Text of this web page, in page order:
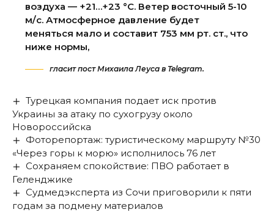
воздуха — +21…+23 °C. Ветер восточный 5-10
м/с. Атмосферное давление будет
меняться мало и составит 753 мм рт. ст., что
ниже нормы,
гласит пост Михаила Леуса в Telegram.
Турецкая компания подает иск против
Украины за атаку по сухогрузу около
Новороссийска
Фоторепортаж: туристическому маршруту №30
«Через горы к морю» исполнилось 76 лет
Сохраняем спокойствие: ПВО работает в
Геленджике
Судмедэксперта из Сочи приговорили к пяти
годам за подмену материалов